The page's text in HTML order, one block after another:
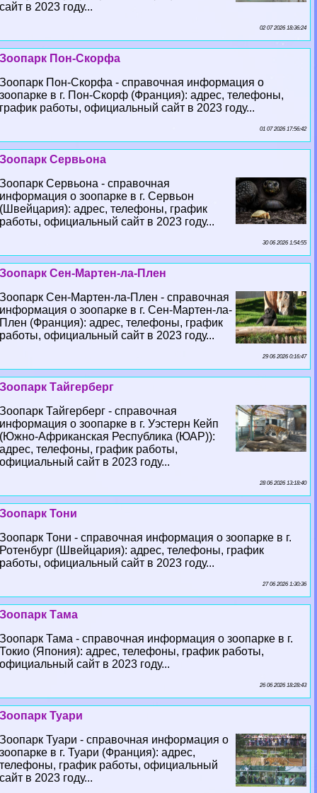
сайт в 2023 году...
02 07 2026 18:36:24
Зоопарк Пон-Скорфа
Зоопарк Пон-Скорфа - справочная информация о
зоопарке в г. Пон-Скорф (Франция): адрес, телефоны,
график работы, официальный сайт в 2023 году...
01 07 2026 17:56:42
Зоопарк Сервьона
Зоопарк Сервьона - справочная
информация о зоопарке в г. Сервьон
(Швейцария): адрес, телефоны, график
работы, официальный сайт в 2023 году...
30 06 2026 1:54:55
Зоопарк Сен-Мартен-ла-Плен
Зоопарк Сен-Мартен-ла-Плен - справочная
информация о зоопарке в г. Сен-Мартен-ла-
Плен (Франция): адрес, телефоны, график
работы, официальный сайт в 2023 году...
29 06 2026 0:16:47
Зоопарк Тайгерберг
Зоопарк Тайгерберг - справочная
информация о зоопарке в г. Уэстерн Кейп
(Южно-Африканская Республика (ЮАР)):
адрес, телефоны, график работы,
официальный сайт в 2023 году...
28 06 2026 13:18:40
Зоопарк Тони
Зоопарк Тони - справочная информация о зоопарке в г.
Ротенбург (Швейцария): адрес, телефоны, график
работы, официальный сайт в 2023 году...
27 06 2026 1:30:36
Зоопарк Тама
Зоопарк Тама - справочная информация о зоопарке в г.
Токио (Япония): адрес, телефоны, график работы,
официальный сайт в 2023 году...
26 06 2026 18:28:43
Зоопарк Туари
Зоопарк Туари - справочная информация о
зоопарке в г. Туари (Франция): адрес,
телефоны, график работы, официальный
сайт в 2023 году...